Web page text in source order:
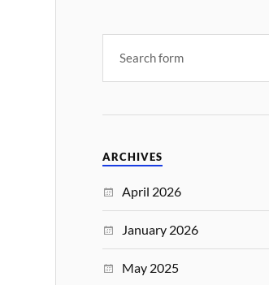
ARCHIVES
April 2026
January 2026
May 2025